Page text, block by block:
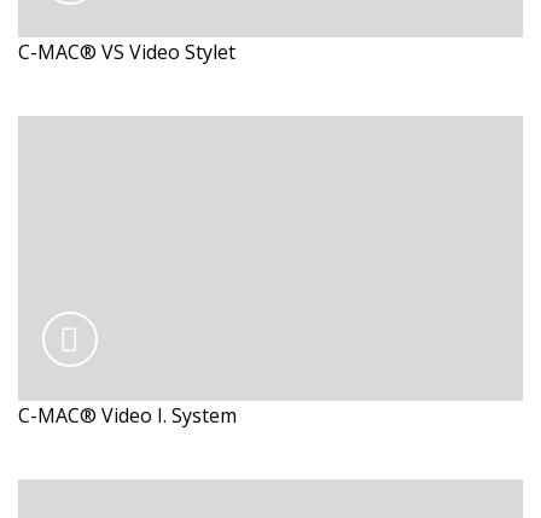
C-MAC® VS Video Stylet
C-MAC® Video I. System